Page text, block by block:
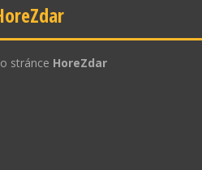
stránce HoreZdar